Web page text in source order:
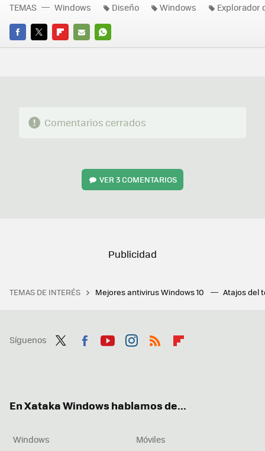
FACEBOOK
TWITTERFLIPBOARD
E-
WHATSAPP
TEMAS Windows Diseño Windows Explorador
Comentarios cerrados
VER3 COMENTARIOS
TEMAS DE INTERÉS Mejores antivirus Windows 10 Atajos del
Síguenos
En Xataka Windows hablamos de...
Windows
Móviles